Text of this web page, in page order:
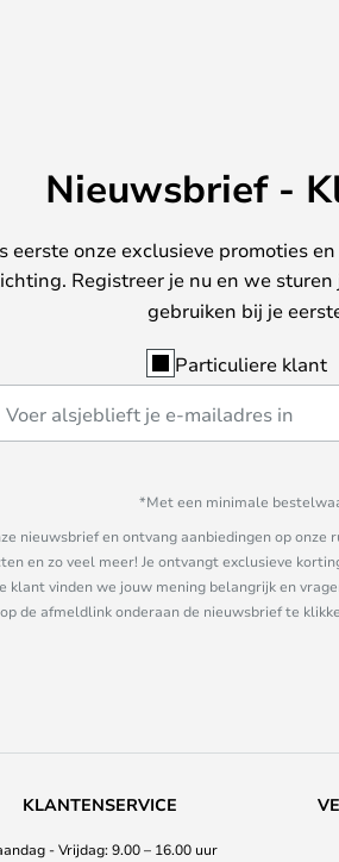
Nieuwsbrief -
eerste onze exclusieve promoties
Registreer je nu en we sturen
gebruiken bij je
Particuliere klant
*Met een minimale
nieuwsbrief en ontvang aanbiedingen op
en zo veel meer! Je ontvangt exclusieve
klant vinden we jouw mening belangrijk en
de afmeldlink onderaan de nieuwsbrief te
KLANTENSERVICE
- Vrijdag: 9.00 – 16.00 uur